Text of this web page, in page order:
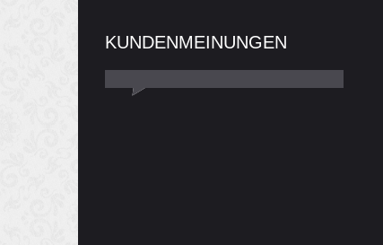
KUNDENMEINUNGEN